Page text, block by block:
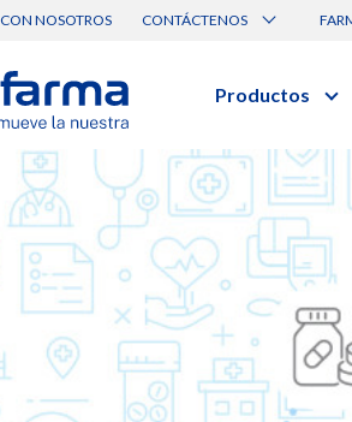
NOSOTROS CONTÁCTENOS
Canal de Ética Eurofarma
Productos
BUSCAR PRODUCTOS
Búsqueda por nombre, principio activo o
Ver todos los productos